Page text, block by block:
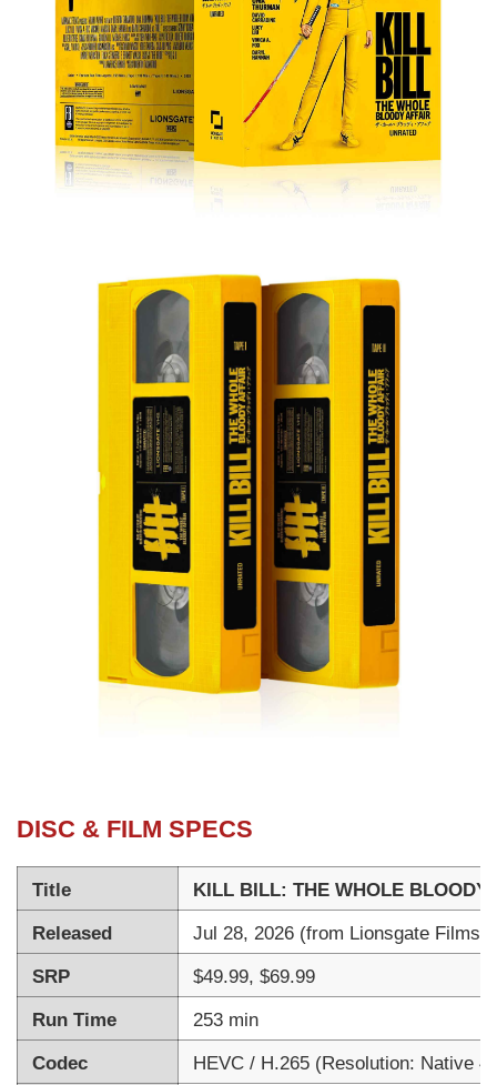
DISC & FILM SPECS
Title
KILL BILL: THE WHOLE BLOODY
Released
Jul 28, 2026 (from Lionsgate Films)
SRP
$49.99, $69.99
Run Time
253 min
Codec
HEVC / H.265 (Resolution: Native